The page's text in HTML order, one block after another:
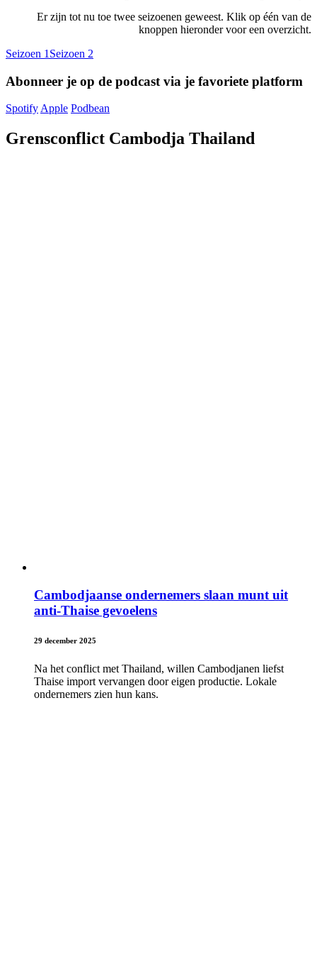
Er zijn tot nu toe twee seizoenen geweest. Klik op één van de
knoppen hieronder voor een overzicht.
Seizoen 1 Seizoen 2
Abonneer je op de podcast via je favoriete platform
SpotifyApple Podbean
Grensconflict Cambodja Thailand
Cambodjaanse ondernemers slaan munt uit
anti-Thaise gevoelens
29 december 2025
Na het conflict met Thailand, willen Cambodjanen liefst
Thaise import vervangen door eigen productie. Lokale
ondernemers zien hun kans.